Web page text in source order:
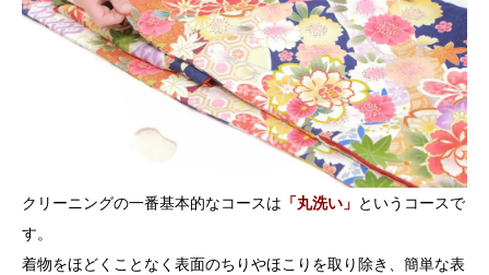
クリーニングの一番基本的なコースは 「丸洗い」 というコースで
す。
着物をほどくことなく表面のちりやほこりを取り除き、簡単な表